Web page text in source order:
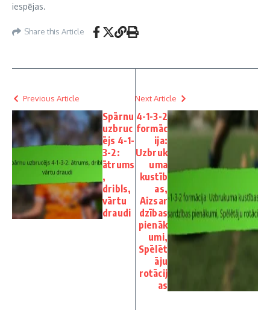
iespējas.
Share this Article
Previous Article
Spārnu
uzbruc
ējs 4-1-
3-2:
ātrums
,
dribls,
vārtu
draudi
Next Article
4-1-3-2
formāc
ija:
Uzbruk
uma
kustīb
as,
Aizsar
dzības
pienāk
umi,
Spēlēt
āju
rotācij
as